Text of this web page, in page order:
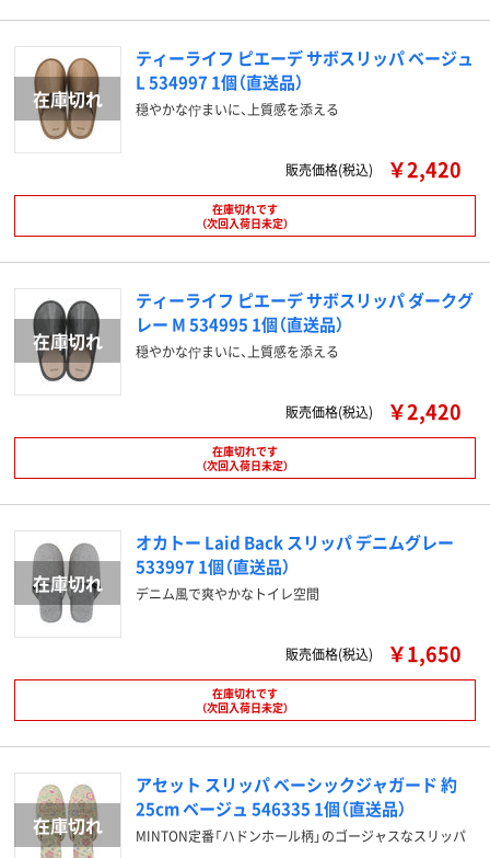
ティーライフ ピエーデ サボスリッパ ベージュ
L 534997 1個（直送品）
穏やかな佇まいに、上質感を添える
販売価格(税込) ￥2,420
在庫切れです
（次回入荷日未定）
ティーライフ ピエーデ サボスリッパ ダークグ
レー M 534995 1個（直送品）
穏やかな佇まいに、上質感を添える
販売価格(税込) ￥2,420
在庫切れです
（次回入荷日未定）
オカトー Laid Back スリッパ デニムグレー
533997 1個（直送品）
デニム風で爽やかなトイレ空間
販売価格(税込) ￥1,650
在庫切れです
（次回入荷日未定）
アセット スリッパ ベーシックジャガード 約
25cm ベージュ 546335 1個（直送品）
MINTON定番「ハドンホール柄」のゴージャスなスリッパ